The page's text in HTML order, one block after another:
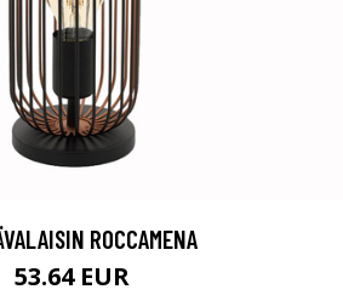
ROCCAMENA
53.64 EUR